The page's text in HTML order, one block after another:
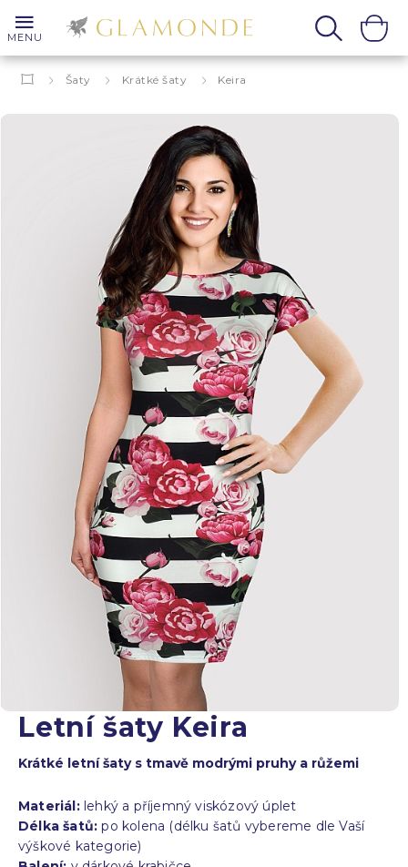
MENU
Šaty Krátké šaty Keira
Letní šaty Keira
Krátké letní šaty s tmavě modrými pruhy a růžemi
Materiál:lehký a příjemný viskózový úplet
Délka šatů: po kolena (délku šatů vybereme dle Vaší
výškové kategorie)